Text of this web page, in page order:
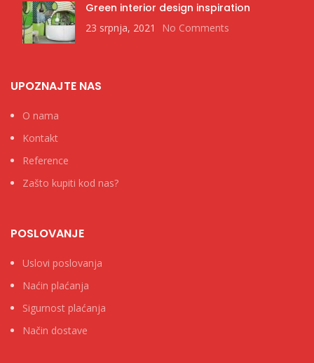
Green interior design inspiration
23 srpnja, 2021 No Comments
UPOZNAJTE NAS
O nama
Kontakt
Reference
Zašto kupiti kod nas?
POSLOVANJE
Uslovi poslovanja
Naćin plaćanja
Sigurnost plaćanja
Način dostave